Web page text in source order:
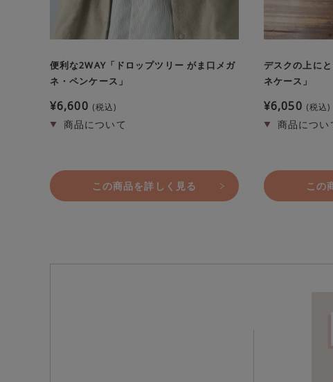
便利な2WAY「ドロップツリー がま口メガ
ネ・ペンケース」
¥6,600 税込
この商品を詳しく見る
デスクの上に
ネケース」
¥6,050 税込
この